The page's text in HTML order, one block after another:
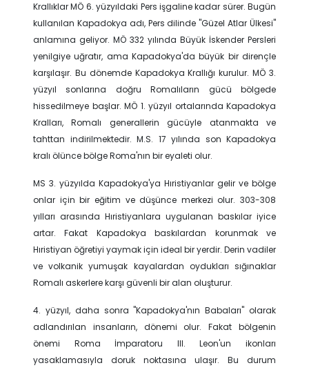
Krallıklar MÖ 6. yüzyıldaki Pers işgaline kadar sürer. Bugün
kullanılan Kapadokya adı, Pers dilinde "Güzel Atlar Ülkesi"
anlamına geliyor. MÖ 332 yılında Büyük İskender Persleri
yenilgiye uğratır, ama Kapadokya'da büyük bir dirençle
karşılaşır. Bu dönemde Kapadokya Krallığı kurulur. MÖ 3.
yüzyıl sonlarına doğru Romalıların gücü bölgede
hissedilmeye başlar. MÖ 1. yüzyıl ortalarında Kapadokya
Kralları, Romalı generallerin gücüyle atanmakta ve
tahttan indirilmektedir. M.S. 17 yılında son Kapadokya
kralı ölünce bölge Roma'nın bir eyaleti olur.
MS 3. yüzyılda Kapadokya'ya Hıristiyanlar gelir ve bölge
onlar için bir eğitim ve düşünce merkezi olur. 303-308
yılları arasında Hıristiyanlara uygulanan baskılar iyice
artar. Fakat Kapadokya baskılardan korunmak ve
Hıristiyan öğretiyi yaymak için ideal bir yerdir. Derin vadiler
ve volkanik yumuşak kayalardan oydukları sığınaklar
Romalı askerlere karşı güvenli bir alan oluşturur.
4. yüzyıl, daha sonra "Kapadokya'nın Babaları" olarak
adlandırılan insanların, dönemi olur. Fakat bölgenin
önemi Roma İmparatoru III. Leon'un ikonları
yasaklamasıyla doruk noktasına ulaşır. Bu durum